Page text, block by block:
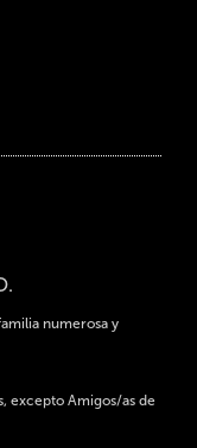
numerosa y
excepto Amigos/as de